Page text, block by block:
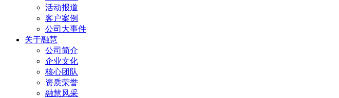
活动报道
客户案例
公司大事件
关于融慧
公司简介
企业文化
核心团队
资质荣誉
融慧风采